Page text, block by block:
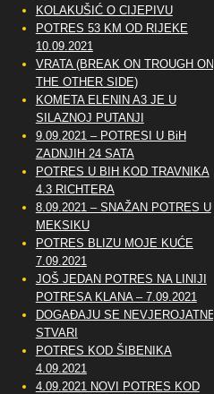
KOLAKUŠIĆ O CIJEPIVU
POTRES 53 KM OD RIJEKE
10.09.2021
VRATA (BREAK ON TROUGH ON
THE OTHER SIDE)
KOMETA ELENIN A3 JE U
SILAZNOJ PUTANJI
9.09.2021 – POTRESI U BiH
ZADNJIH 24 SATA
POTRES U BIH KOD TRAVNIKA
4.3 RICHTERA
8.09.2021 – SNAŽAN POTRES U
MEKSIKU
POTRES BLIZU MOJE KUĆE
7.09.2021
JOŠ JEDAN POTRES NA LINIJI
POTRESA KLANA – 7.09.2021
DOGAĐAJU SE NEVJEROJATNE
STVARI
POTRES KOD ŠIBENIKA
4.09.2021
4.09.2021 NOVI POTRES KOD